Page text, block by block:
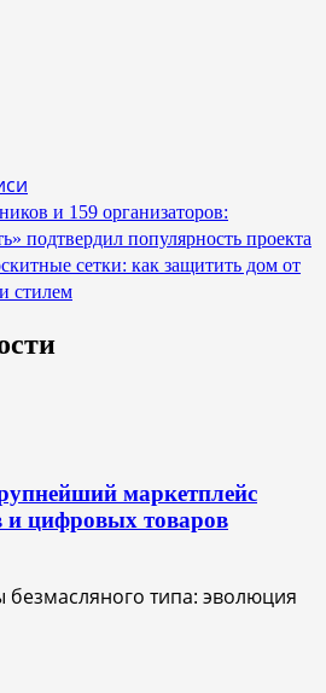
и 159 организаторов:
подтвердил популярность проекта
сетки: как защитить дом от
стилем
маркетплейс
и цифровых товаров